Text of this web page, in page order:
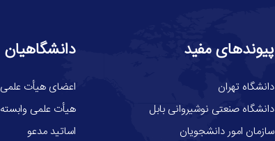
پیوندهای مفید
دانشگاه تهران
دانشگاه صنعتی نوشیروانی بابل
سازمان امور دانشجویان
دانشگاهیان
اعضای هیأت علمی
هیأت علمی وابسته
اساتید مدعو